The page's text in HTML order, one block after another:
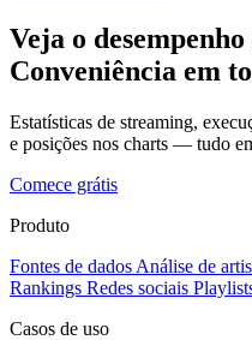
Veja o
Conveniência em
Estatísticas de streaming,
e posições nos charts — tudo
Comece grátis
Produto
Fontes de dados Análise de
Rankings Redes sociais
Casos de uso